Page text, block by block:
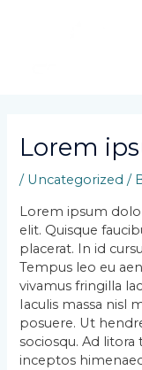
Lorem
/ Uncategorized /
Lorem ipsum
elit. Quisque
placerat. In id
Tempus leo eu
vivamus fringilla
Iaculis massa nisl
posuere. Ut
sociosqu. Ad
inceptos